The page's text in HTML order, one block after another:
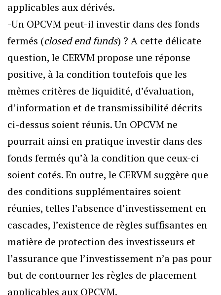
applicables aux dérivés.
-Un OPCVM peut-il investir dans des fonds
fermés (closed end funds) ? A cette délicate
question, le CERVM propose une réponse
positive, à la condition toutefois que les
mêmes critères de liquidité, d’évaluation,
d’information et de transmissibilité décrits
ci-dessus soient réunis. Un OPCVM ne
pourrait ainsi en pratique investir dans des
fonds fermés qu’à la condition que ceux-ci
soient cotés. En outre, le CERVM suggère que
des conditions supplémentaires soient
réunies, telles l’absence d’investissement en
cascades, l’existence de règles suffisantes en
matière de protection des investisseurs et
l’assurance que l’investissement n’a pas pour
but de contourner les règles de placement
applicables aux OPCVM.